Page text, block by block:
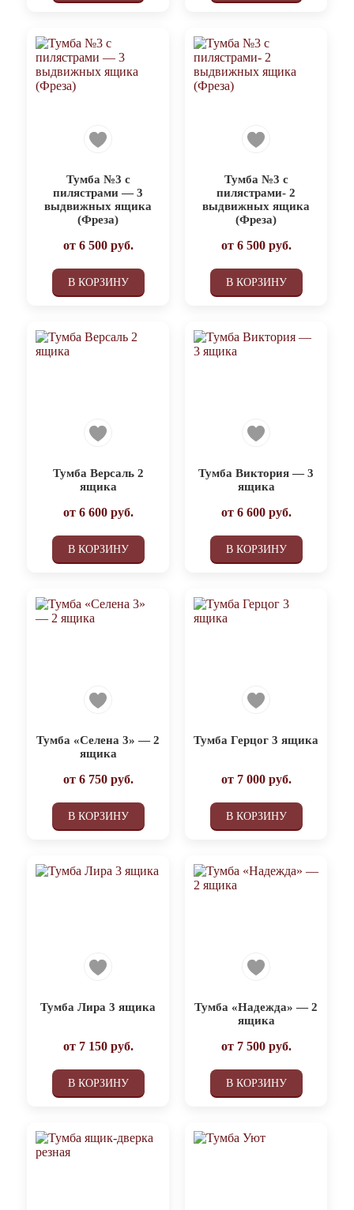
Тумба №3 с
пилястрами — 3
выдвижных ящика
(Фреза)
от 6 500руб.
В КОРЗИНУ
Тумба №3 с
пилястрами- 2
выдвижных ящика
(Фреза)
от 6 500руб.
В КОРЗИНУ
Тумба Версаль 2
ящика
от 6 600руб.
В КОРЗИНУ
Тумба Виктория — 3
ящика
от 6 600руб.
В КОРЗИНУ
Тумба «Селена 3» — 2
ящика
от 6 750руб.
В КОРЗИНУ
Тумба Герцог 3 ящика
от 7 000руб.
В КОРЗИНУ
Тумба Лира 3 ящика
от 7 150руб.
В КОРЗИНУ
Тумба «Надежда» — 2
ящика
от 7 500руб.
В КОРЗИНУ